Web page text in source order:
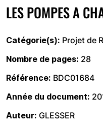
LES POMPES A
Catégorie(s) Projet de
Nombre de pages 28
Référence BDC01684
Année du document
Auteur GLESSER